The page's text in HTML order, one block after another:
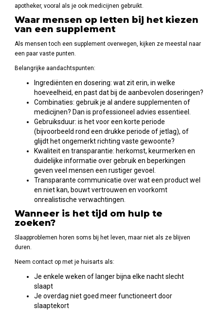
apotheker, vooral als je ook medicijnen gebruikt.
Waar mensen op letten bij het kiezen
van een supplement
Als mensen toch een supplement overwegen, kijken ze meestal naar
een paar vaste punten.
Belangrijke aandachtspunten:
Ingrediënten en dosering: wat zit erin, in welke
hoeveelheid, en past dat bij de aanbevolen doseringen?
Combinaties: gebruik je al andere supplementen of
medicijnen? Dan is professioneel advies essentieel.
Gebruiksduur: is het voor een korte periode
(bijvoorbeeld rond een drukke periode of jetlag), of
glijdt het ongemerkt richting vaste gewoonte?
Kwaliteit en transparantie: herkomst, keurmerken en
duidelijke informatie over gebruik en beperkingen
geven veel mensen een rustiger gevoel.
Transparante communicatie over wat een product wel
en niet kan, bouwt vertrouwen en voorkomt
onrealistische verwachtingen.
Wanneer is het tijd om hulp te
zoeken?
Slaapproblemen horen soms bij het leven, maar niet als ze blijven
duren.
Neem contact op met je huisarts als:
Je enkele weken of langer bijna elke nacht slecht
slaapt
Je overdag niet goed meer functioneert door
slaaptekort